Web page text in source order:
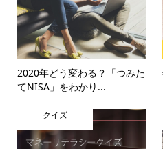
2020年どう変わる？「つみた
てNISA」をわかり...
クイズ